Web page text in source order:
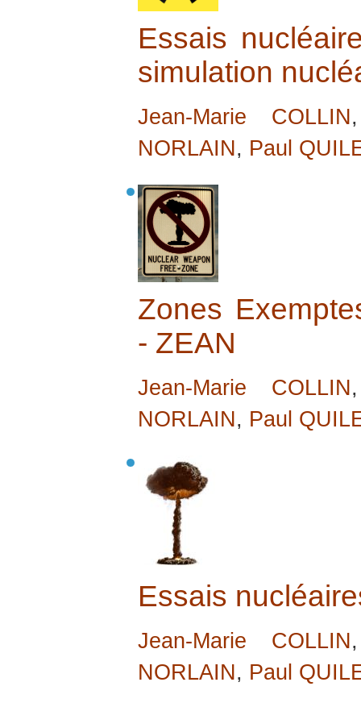
Essais
simulation
Jean-Marie COLLIN
NORLAIN, Paul
Zones
- ZEAN
Jean-Marie COLLIN
NORLAIN, Paul
Essais
Jean-Marie COLLIN
NORLAIN, Paul